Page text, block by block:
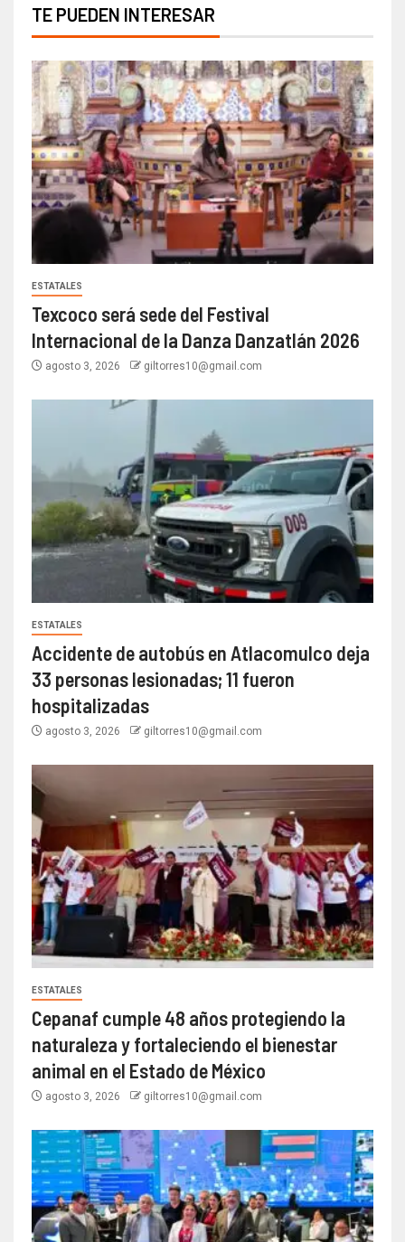
TE PUEDEN INTERESAR
ESTATALES
Texcoco será sede del Festival
Internacional de la Danza Danzatlán 2026
agosto 3, 2026 giltorres10@gmail.com
ESTATALES
Accidente de autobús en Atlacomulco deja
33 personas lesionadas; 11 fueron
hospitalizadas
agosto 3, 2026 giltorres10@gmail.com
ESTATALES
Cepanaf cumple 48 años protegiendo la
naturaleza y fortaleciendo el bienestar
animal en el Estado de México
agosto 3, 2026 giltorres10@gmail.com